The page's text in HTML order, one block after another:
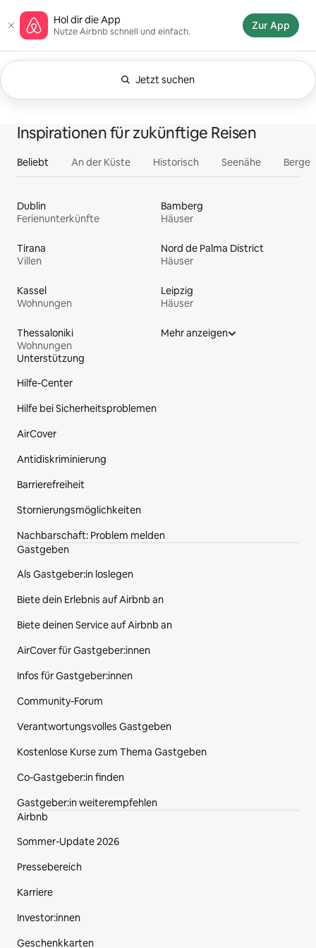
Inhalten
springen
Airbnb-Homepage
Hol dir die App
Nutze Airbnb schnell und einfach.
Zur App
Jetzt suchen
Aktuell angezeigt: Jederzeit. Suchbegriff
Alles
Unterkünfte Erlebnisse
Inspirationen für zukünftige Reisen
Beliebt An der Küste Historisch Seenähe Berge
Dublin
Ferienunterkünfte
Bamberg
Häuser
Tirana
Villen
Nord de Palma District
Häuser
Kassel
Wohnungen
Leipzig
Häuser
Thessaloniki
Wohnungen
Mehr anzeigen
Fußzeile der Website
Unterstützung
Hilfe-Center
Hilfe bei Sicherheitsproblemen
AirCover
Antidiskriminierung
Barrierefreiheit
Stornierungsmöglichkeiten
Nachbarschaft: Problem melden
Gastgeben
Als Gastgeber:in loslegen
Biete dein Erlebnis auf Airbnb an
Biete deinen Service auf Airbnb an
AirCover für Gastgeber:innen
Infos für Gastgeber:innen
Community-Forum
Verantwortungsvolles Gastgeben
Kostenlose Kurse zum Thema Gastgeben
Co‑Gastgeber:in finden
Gastgeber:in weiterempfehlen
Airbnb
Sommer-Update 2026
Pressebereich
Karriere
Investor:innen
Geschenkkarten